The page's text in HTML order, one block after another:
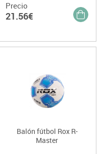
Precio
21.56€
Balón fútbol Rox R-
Master